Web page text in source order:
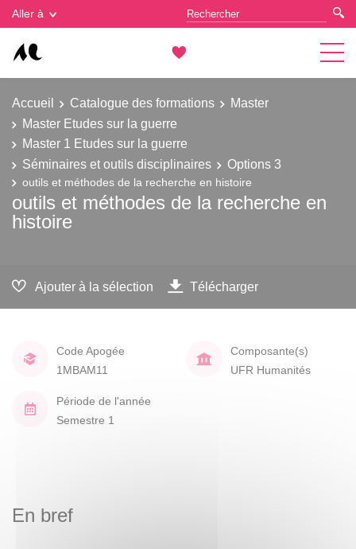
Aller à
Accueil Catalogue des formations
Master
Master Etudes sur la guerre
Master 1 Etudes sur la guerre
Séminaires et outils disciplinaires
Options 3
outils et méthodes de la recherche en histoire
outils et méthodes de la recherche en
histoire
Ajouter à la sélection Télécharger
Code Apogée
1MBAM11
Composante(s)
UFR Humanités
Période de l'année
Semestre 1
En bref
Gestion des cookies